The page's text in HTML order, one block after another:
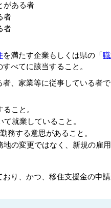
がある者
者
者
を満たす企業もしくは県の「
べてに該当すること。
、家業等に従事している者
こと。
就業していること。
務する意思があること。
の変更ではなく、新規の雇用
り、かつ、移住支援金の申